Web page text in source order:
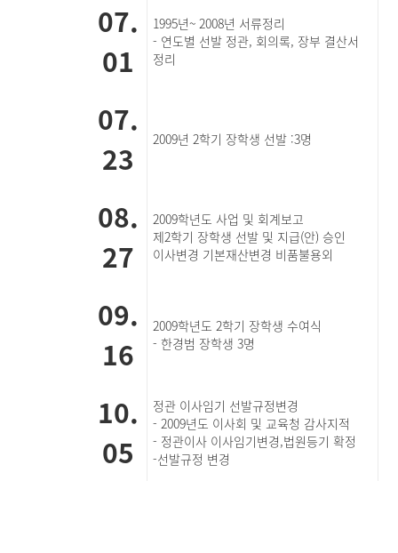
07.
01
1995년~ 2008년 서류정리
- 연도별 선발 정관, 회의록, 장부 결산서
정리
07.
23
2009년 2학기 장학생 선발 :3명
08.
27
2009학년도 사업 및 회계보고
제2학기 장학생 선발 및 지급(안) 승인
이사변경 기본재산변경 비품불용외
09.
16
2009학년도 2학기 장학생 수여식
- 한경범 장학생 3명
10.
05
정관 이사임기 선발규정변경
- 2009년도 이사회 및 교육청 감사지적
- 정관이사 이사임기변경,법원등기 확정
-선발규정 변경